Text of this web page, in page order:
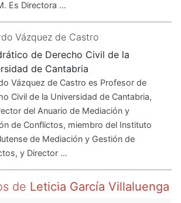
Es Directora ...
Vázquez de Castro
de Derecho Civil de la
de Cantabria
Vázquez de Castro es Profesor de
Civil de la Universidad de Cantabria,
del Anuario de Mediación y
de Conflictos, miembro del Instituto
de Mediación y Gestión de
y Director ...
de Leticia García Villaluenga